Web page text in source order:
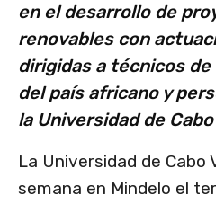
en el desarrollo de
renovables con
dirigidas a técnicos
del país africano y
la Universidad de
La Universidad de Cabo
semana en Mindelo el